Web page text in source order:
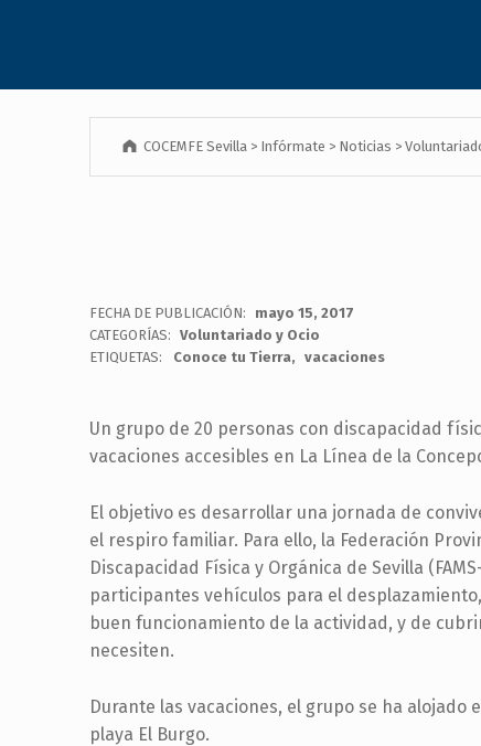
COCEMFE Sevilla > Infórmate > Noticias >
FECHA DE PUBLICACIÓN:
mayo 15, 2017
CATEGORÍAS: Voluntariado y Ocio
ETIQUETAS:
Conoce tu Tierra vacaciones
Un grupo de 20 personas con discapacidad
vacaciones accesibles en La Línea de la
El objetivo es desarrollar una jornada de
el respiro familiar. Para ello, la Federación
Discapacidad Física y Orgánica de Sevilla
participantes vehículos para el
buen funcionamiento de la actividad, y de
necesiten.
Durante las vacaciones, el grupo se ha alojado
playa El Burgo.